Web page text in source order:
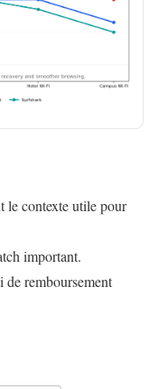
le contexte utile pour
important.
remboursement